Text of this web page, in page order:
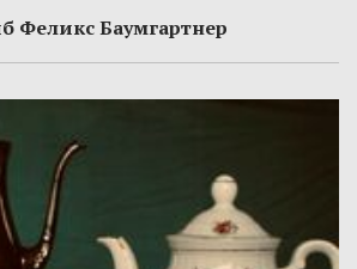
Феликс Баумгартнер